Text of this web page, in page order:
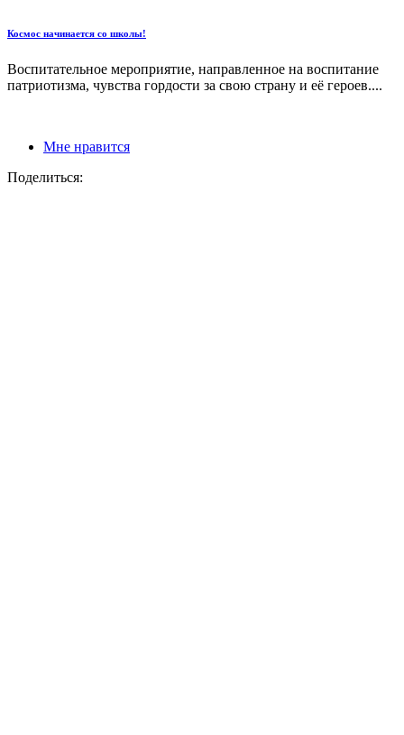
Космос начинается со школы!
Воспитательное мероприятие, направленное на воспитание
патриотизма, чувства гордости за свою страну и её героев....
Мне нравится
Поделиться: